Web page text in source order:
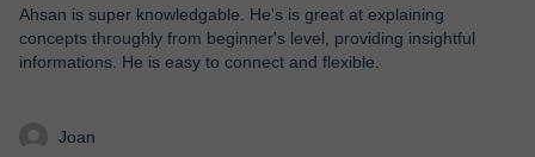
Ahsan is super knowledgable. He's is great at explaining
concepts throughly from beginner's level, providing insightful
informations. He is easy to connect and flexible.
Joan